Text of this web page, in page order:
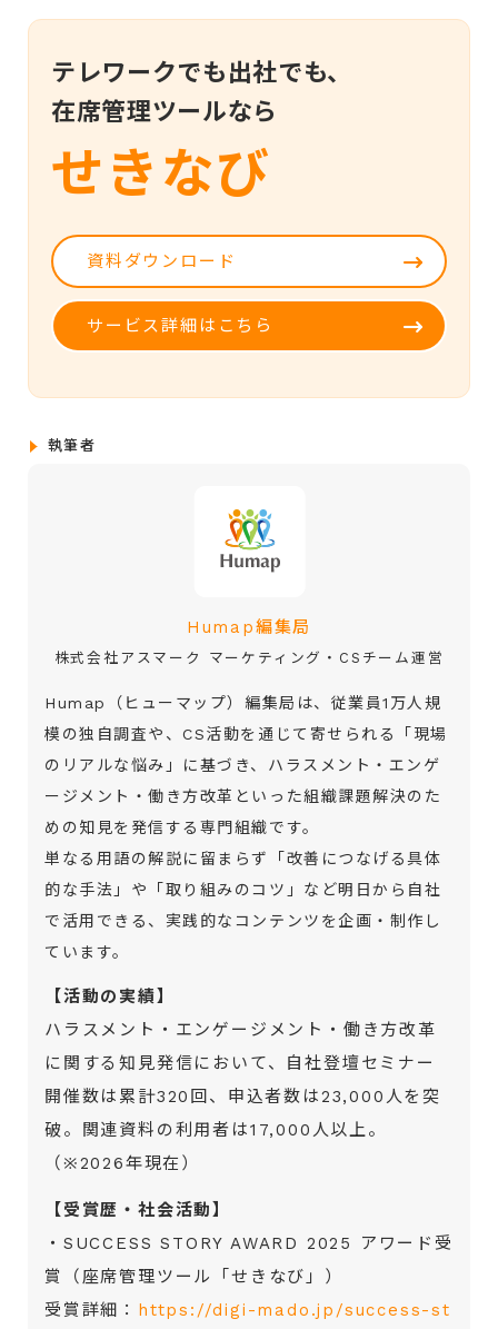
テレワークでも出社でも、
在席管理ツールなら
せきなび
資料ダウンロード
サービス詳細はこちら
執筆者
Humap編集局
株式会社アスマーク マーケティング・CSチーム運営
Humap（ヒューマップ）編集局は、従業員1万人規
模の独自調査や、CS活動を通じて寄せられる「現場
のリアルな悩み」に基づき、ハラスメント・エンゲ
ージメント・働き方改革といった組織課題解決のた
めの知見を発信する専門組織です。
単なる用語の解説に留まらず「改善につなげる具体
的な手法」や「取り組みのコツ」など明日から自社
で活用できる、実践的なコンテンツを企画・制作し
ています。
【活動の実績】
ハラスメント・エンゲージメント・働き方改革
に関する知見発信において、自社登壇セミナー
開催数は累計320回、申込者数は23,000人を突
破。関連資料の利用者は17,000人以上。
（※2026年現在）
【受賞歴・社会活動】
・SUCCESS STORY AWARD 2025 アワード受
賞（座席管理ツール「せきなび」）
受賞詳細： https://digi-mado.jp/success-st